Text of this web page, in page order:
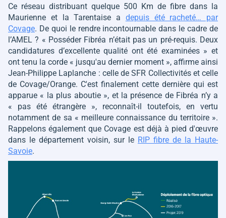
Ce réseau distribuant quelque 500 Km de fibre dans la
Maurienne et la Tarentaise a depuis été racheté… par
Covage. De quoi le rendre incontournable dans le cadre de
l’AMEL ? « Posséder Fibréa n’était pas un pré-requis. Deux
candidatures d’excellente qualité ont été examinées » et
ont tenu la corde « jusqu'au dernier moment », affirme ainsi
Jean-Philippe Laplanche : celle de SFR Collectivités et celle
de Covage/Orange. C'est finalement cette dernière qui est
apparue « la plus aboutie », et la présence de Fibréa n’y a
« pas été étrangère », reconnaît-il toutefois, en vertu
notamment de sa « meilleure connaissance du territoire ».
Rappelons également que Covage est déjà à pied d'œuvre
dans le département voisin, sur le RIP fibre de la Haute-
Savoie.